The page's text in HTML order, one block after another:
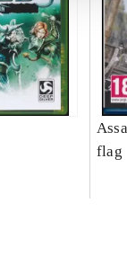
flag